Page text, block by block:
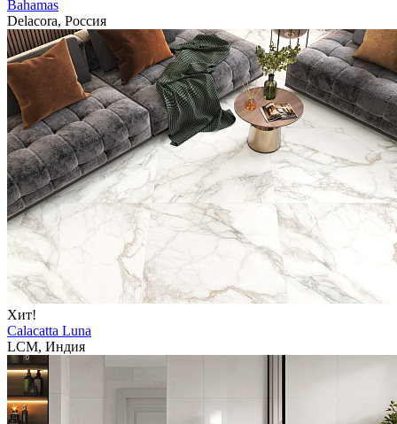
Bahamas
Delacora, Россия
Хит!
Calacatta Luna
LCM, Индия